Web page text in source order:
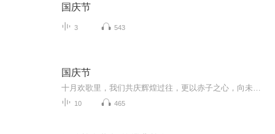
国庆节
3 543
国庆节
10 465